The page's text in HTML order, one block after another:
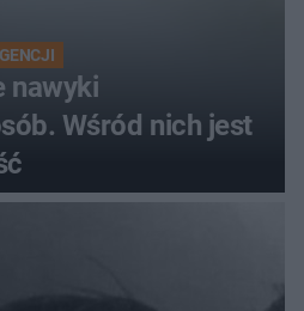
nawyki
Wśród nich jest